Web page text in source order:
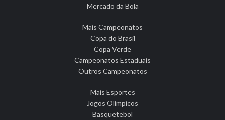
Mercado da Bola
Mais Campeonatos
Copa do Brasil
Copa Verde
Campeonatos Estaduais
Outros Campeonatos
Mais Esportes
Jogos Olímpicos
Basquetebol